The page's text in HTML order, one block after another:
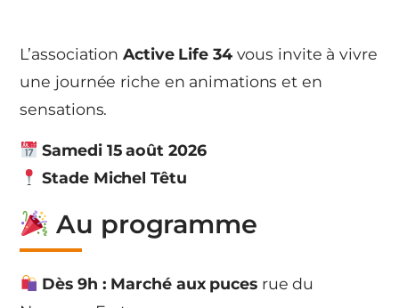
L’associationActive Life 34vous invite à vivre
une journée riche en animations et en
sensations.
Samedi 15 août 2026
Stade Michel Têtu
Au programme
Dès 9h : Marché aux pucesrue du